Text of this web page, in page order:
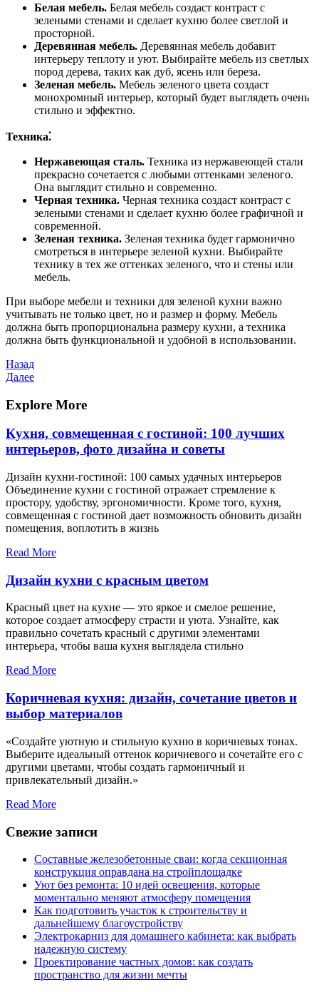
Белая мебель. Белая мебель создаст контраст с
зелеными стенами и сделает кухню более светлой и
просторной.
Деревянная мебель. Деревянная мебель добавит
интерьеру теплоту и уют. Выбирайте мебель из светлых
пород дерева, таких как дуб, ясень или береза.
Зеленая мебель. Мебель зеленого цвета создаст
монохромный интерьер, который будет выглядеть очень
стильно и эффектно.
Техника⁚
Нержавеющая сталь. Техника из нержавеющей стали
прекрасно сочетается с любыми оттенками зеленого.
Она выглядит стильно и современно.
Черная техника. Черная техника создаст контраст с
зелеными стенами и сделает кухню более графичной и
современной.
Зеленая техника. Зеленая техника будет гармонично
смотреться в интерьере зеленой кухни. Выбирайте
технику в тех же оттенках зеленого, что и стены или
мебель.
При выборе мебели и техники для зеленой кухни важно
учитывать не только цвет, но и размер и форму. Мебель
должна быть пропорциональна размеру кухни, а техника
должна быть функциональной и удобной в использовании.
Навигация
по
записям
Предыдущая
запись
Назад
Следующая
Далее
Explore More
Кухня, совмещенная с гостиной: 100 лучших
интерьеров, фото дизайна и советы
Дизайн кухни-гостиной: 100 самых удачных интерьеров
Объединение кухни с гостиной отражает стремление к
простору, удобству, эргономичности. Кроме того, кухня,
совмещенная с гостиной дает возможность обновить дизайн
помещения, воплотить в жизнь
Read More
Дизайн кухни с красным цветом
Красный цвет на кухне — это яркое и смелое решение,
которое создает атмосферу страсти и уюта. Узнайте, как
правильно сочетать красный с другими элементами
интерьера, чтобы ваша кухня выглядела стильно
Read More
Коричневая кухня: дизайн, сочетание цветов и
выбор материалов
«Создайте уютную и стильную кухню в коричневых тонах.
Выберите идеальный оттенок коричневого и сочетайте его с
другими цветами, чтобы создать гармоничный и
привлекательный дизайн.»
Read More
Свежие записи
Составные железобетонные сваи: когда секционная
конструкция оправдана на стройплощадке
Уют без ремонта: 10 идей освещения, которые
моментально меняют атмосферу помещения
Как подготовить участок к строительству и
дальнейшему благоустройству
Электрокарниз для домашнего кабинета: как выбрать
надежную систему
Проектирование частных домов: как создать
пространство для жизни мечты